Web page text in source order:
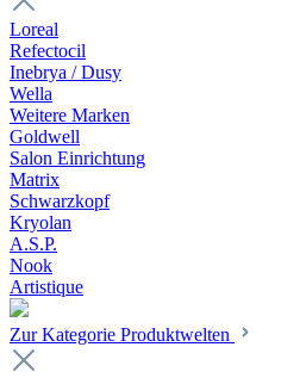
Loreal
Refectocil
Inebrya / Dusy
Wella
Weitere Marken
Goldwell
Salon Einrichtung
Matrix
Schwarzkopf
Kryolan
A.S.P.
Nook
Artistique
Zur Kategorie Produktwelten